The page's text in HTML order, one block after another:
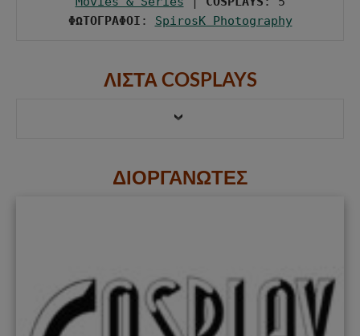
ΦΩΤΟΓΡΑΦΟΙ : SpirosK Photography
ΛΙΣΤΑ COSPLAYS
ΔΙΟΡΓΑΝΩΤΕΣ